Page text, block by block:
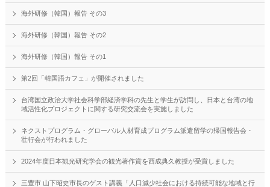
海外研修（韓国）報告 その3
海外研修（韓国）報告 その2
海外研修（韓国）報告 その1
第2回「韓国語カフェ」が開催されました
台湾国立政治大学社会科学部経済学科の先生と学生が訪問し、日本と台湾の地
域活性化プロジェクトに関する研究交流会を実施しました
ネクストプログラム・グローバル人材育成プログラム派遣留学の帰国報告会・
壮行会が行われました
2024年度日本観光研究学会の観光著作賞を西成典久教授が受賞しました
三豊市 山下昭史市長のゲスト講義「人口減少社会における持続可能な地域と行